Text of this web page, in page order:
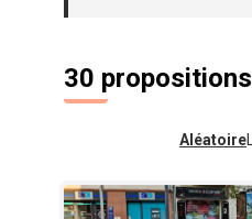
30 propositions
Aléatoire